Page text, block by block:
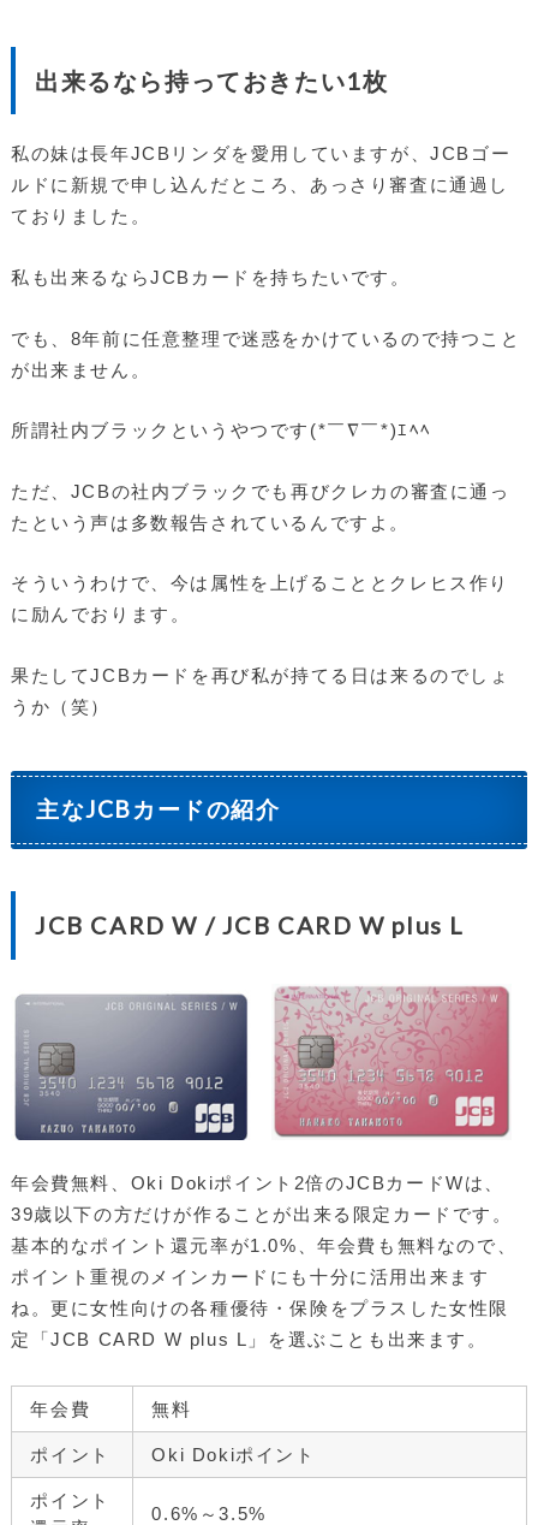
出来るなら持っておきたい1枚
私の妹は長年JCBリンダを愛用していますが、JCBゴー
ルドに新規で申し込んだところ、あっさり審査に通過し
ておりました。
私も出来るならJCBカードを持ちたいです。
でも、8年前に任意整理で迷惑をかけているので持つこと
が出来ません。
所謂社内ブラックというやつです(*￣∇￣*)ｴﾍﾍ
ただ、JCBの社内ブラックでも再びクレカの審査に通っ
たという声は多数報告されているんですよ。
そういうわけで、今は属性を上げることとクレヒス作り
に励んでおります。
果たしてJCBカードを再び私が持てる日は来るのでしょ
うか（笑）
主なJCBカードの紹介
JCB CARD W / JCB CARD W plus L
年会費無料、Oki Dokiポイント2倍のJCBカードWは、
39歳以下の方だけが作ることが出来る限定カードです。
基本的なポイント還元率が1.0%、年会費も無料なので、
ポイント重視のメインカードにも十分に活用出来ます
ね。更に女性向けの各種優待・保険をプラスした女性限
定「JCB CARD W plus L」を選ぶことも出来ます。
年会費 無料
ポイント Oki Dokiポイント
ポイント
0.6%～3.5%